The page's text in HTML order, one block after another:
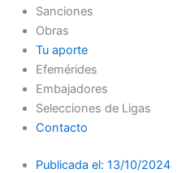
Sanciones
Obras
Tu aporte
Efemérides
Embajadores
Selecciones de Ligas
Contacto
Publicada el: 13/10/2024